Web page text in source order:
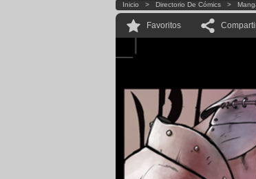
Inicio > Directorio De Cómics >
Favoritos